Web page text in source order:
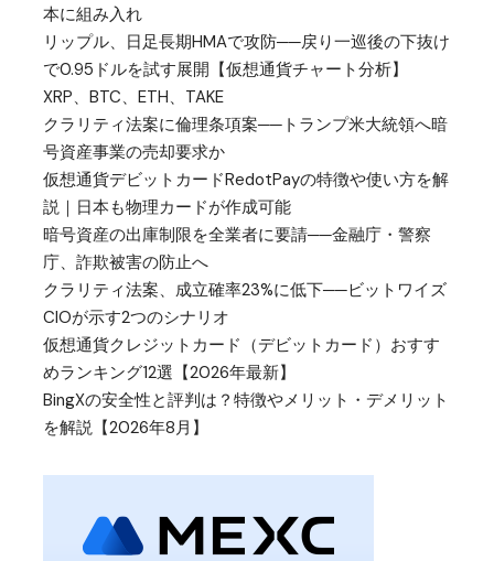
本に組み入れ
リップル、日足長期HMAで攻防──戻り一巡後の下抜け
で0.95ドルを試す展開【仮想通貨チャート分析】
XRP、BTC、ETH、TAKE
クラリティ法案に倫理条項案──トランプ米大統領へ暗
号資産事業の売却要求か
仮想通貨デビットカードRedotPayの特徴や使い方を解
説｜日本も物理カードが作成可能
暗号資産の出庫制限を全業者に要請──金融庁・警察
庁、詐欺被害の防止へ
クラリティ法案、成立確率23%に低下──ビットワイズ
CIOが示す2つのシナリオ
仮想通貨クレジットカード（デビットカード）おすす
めランキング12選【2026年最新】
BingXの安全性と評判は？特徴やメリット・デメリット
を解説【2026年8月】